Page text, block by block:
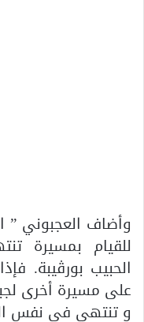
وأضاف العجبوني ”
للقيام بمسيرة
الحبيب بورڨيبة.
على مسيرة أخرى
و تنتهي في نفس